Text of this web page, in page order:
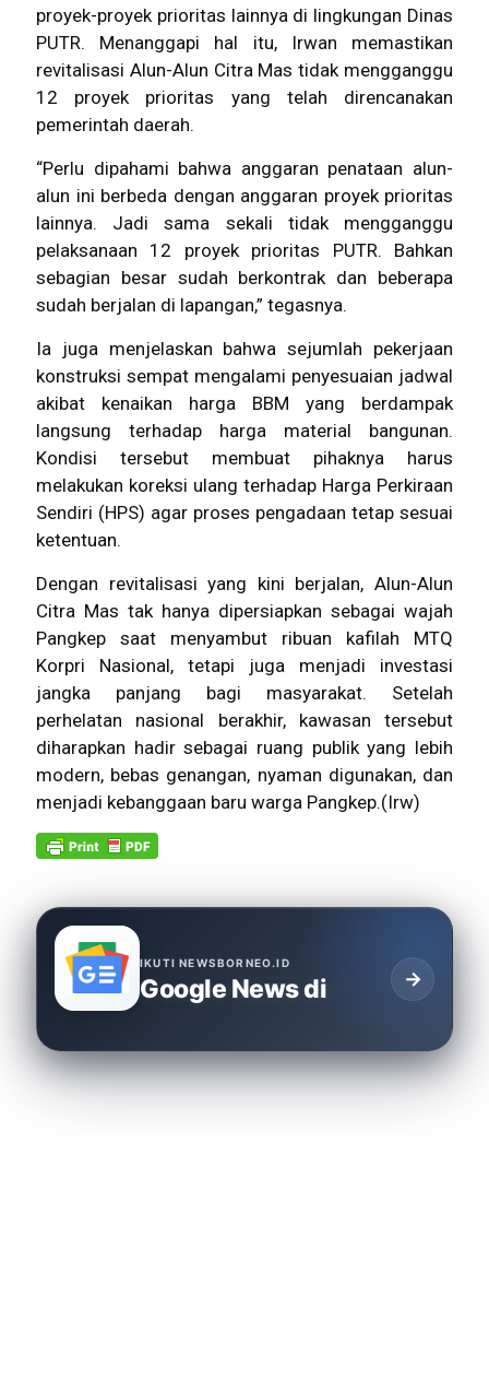
proyek-proyek prioritas lainnya di lingkungan Dinas
PUTR. Menanggapi hal itu, Irwan memastikan
revitalisasi Alun-Alun Citra Mas tidak mengganggu
12 proyek prioritas yang telah direncanakan
pemerintah daerah.
“Perlu dipahami bahwa anggaran penataan alun-
alun ini berbeda dengan anggaran proyek prioritas
lainnya. Jadi sama sekali tidak mengganggu
pelaksanaan 12 proyek prioritas PUTR. Bahkan
sebagian besar sudah berkontrak dan beberapa
sudah berjalan di lapangan,” tegasnya.
Ia juga menjelaskan bahwa sejumlah pekerjaan
konstruksi sempat mengalami penyesuaian jadwal
akibat kenaikan harga BBM yang berdampak
langsung terhadap harga material bangunan.
Kondisi tersebut membuat pihaknya harus
melakukan koreksi ulang terhadap Harga Perkiraan
Sendiri (HPS) agar proses pengadaan tetap sesuai
ketentuan.
Dengan revitalisasi yang kini berjalan, Alun-Alun
Citra Mas tak hanya dipersiapkan sebagai wajah
Pangkep saat menyambut ribuan kafilah MTQ
Korpri Nasional, tetapi juga menjadi investasi
jangka panjang bagi masyarakat. Setelah
perhelatan nasional berakhir, kawasan tersebut
diharapkan hadir sebagai ruang publik yang lebih
modern, bebas genangan, nyaman digunakan, dan
menjadi kebanggaan baru warga Pangkep.(Irw)
IKUTI NEWSBORNEO.ID
Google News di →